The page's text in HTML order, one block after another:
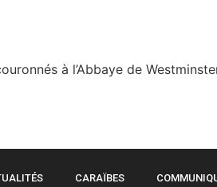
à l’Abbaye de
CARAÏBES